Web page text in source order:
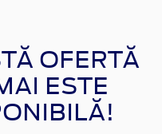
OFERTĂ
ESTE